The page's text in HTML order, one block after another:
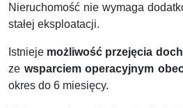
Nieruchomość nie wymaga
stałej eksploatacji.
Istnieje możliwość przejęcia
ze wsparciem operacyjnym
okres do 6 miesięcy.